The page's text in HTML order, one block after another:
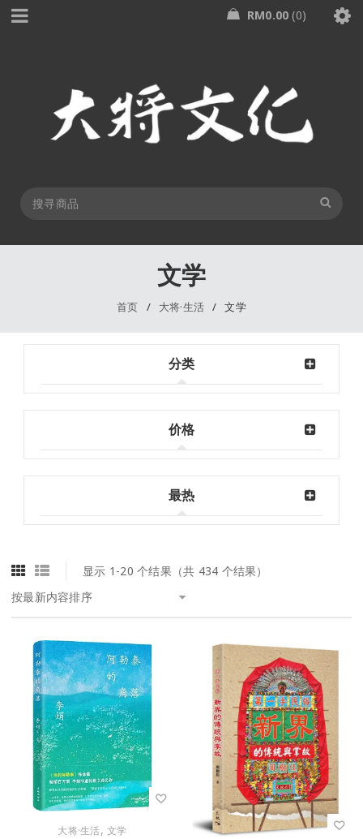
RM0.00 0
文学
首页 / 大将·生活 / 文学
分类
价格
最热
显示 1-20 个结果（共 434 个结果）
按最新内容排序
大将·生活,文学